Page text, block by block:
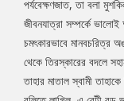
পর্যবেক্ষণজাত, তা বলা
জীবনযাত্রা সম্পর্কে
চমৎকারভাবে মানবচরিত্র
থেকে তিরস্কারের বদলে
তাহার মাতাল স্বামী